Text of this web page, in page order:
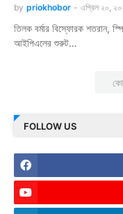
by priokhobor - এপ্রিল ২০,
তিলক বর্মার বিস্ফোরক শতরান,
আইপিএলের শুরুট…
FOLLOW US